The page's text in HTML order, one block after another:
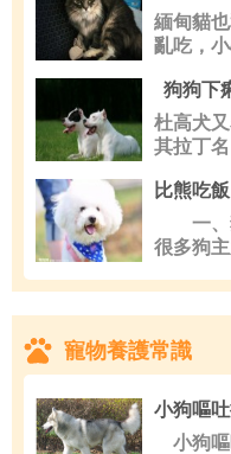
緬甸貓
亂吃，
狗狗下
杜高犬
其拉丁名
比熊吃
一、
很多狗
寵物養護常識
小狗嘔
小狗嘔